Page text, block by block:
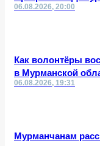
06.08.2026, 20:00
Как волонтёры
в Мурманской
06.08.2026, 19:31
Мурманчанам